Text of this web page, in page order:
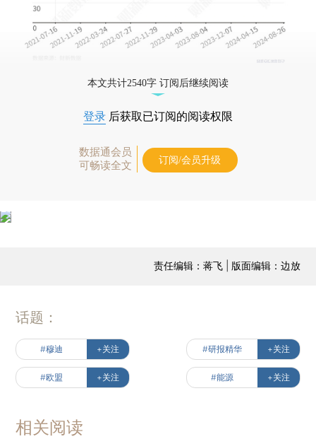
本文共计2540字 订阅后继续阅读
登录 后获取已订阅的阅读权限
数据通会员
可畅读全文
订阅/会员升级
责任编辑：蒋飞 | 版面编辑：边放
话题：
#穆迪 +关注 #研报精华 +关注
#欧盟 +关注 #能源 +关注
相关阅读